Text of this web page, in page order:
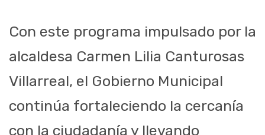
Con este programa impulsado por la
alcaldesa Carmen Lilia Canturosas
Villarreal, el Gobierno Municipal
continúa fortaleciendo la cercanía
con la ciudadanía y llevando